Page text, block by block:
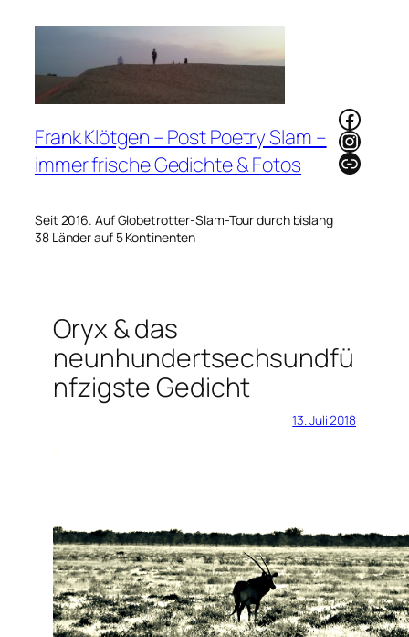
Frank Klötgen – Post Poetry Slam –
immer frische Gedichte & Fotos
Seit 2016. Auf Globetrotter-Slam-Tour durch bislang
38 Länder auf 5 Kontinenten
Link
Oryx & das
neunhundertsechsundfü
nfzigste Gedicht
13. Juli 2018